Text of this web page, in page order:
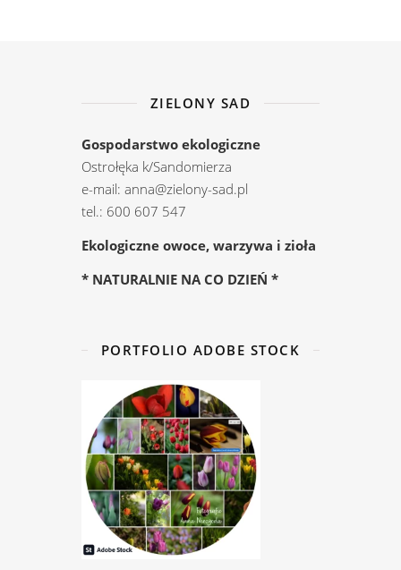
ZIELONY SAD
Gospodarstwo ekologiczne
Ostrołęka k/Sandomierza
e-mail: anna@zielony-sad.pl
tel.: 600 607 547
Ekologiczne owoce, warzywa i zioła
* NATURALNIE NA CO DZIEŃ *
PORTFOLIO ADOBE STOCK